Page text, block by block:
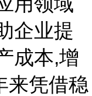
企业提
成本,增
来凭借稳